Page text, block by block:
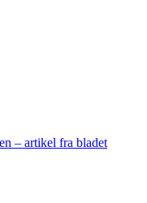
– artikel fra bladet